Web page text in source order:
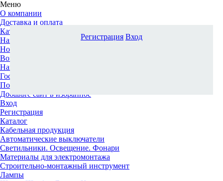
Меню
О компании
Доставка и оплата
Каталог
Наши офисы
Новости и новинки
Вопрос-ответ
Наша команда
Гос. заказчикам
Поставщикам
Добавьте сайт в избранное
Вход
Регистрация
Каталог
Кабельная продукция
Автоматические выключатели
Светильники. Освещение. Фонари
Материалы для электромонтажа
Строительно-монтажный инструмент
Лампы
Регистрация Вход